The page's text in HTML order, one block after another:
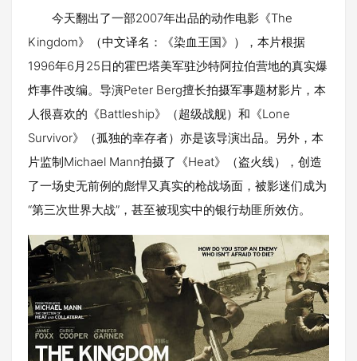
今天翻出了一部2007年出品的动作电影《The
Kingdom》（中文译名：《染血王国》），本片根据
1996年6月25日的霍巴塔美军驻沙特阿拉伯营地的真实爆
炸事件改编。导演Peter Berg擅长拍摄军事题材影片，本
人很喜欢的《Battleship》（超级战舰）和《Lone
Survivor》（孤独的幸存者）亦是该导演出品。另外，本
片监制Michael Mann拍摄了《Heat》（盗火线），创造
了一场史无前例的彪悍又真实的枪战场面，被影迷们成为
“第三次世界大战”，甚至被现实中的银行劫匪所效仿。